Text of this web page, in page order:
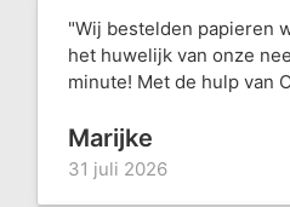
"Wij bestelden papieren
het huwelijk van onze
minute! Met de hulp van
Marijke
31 juli 2026